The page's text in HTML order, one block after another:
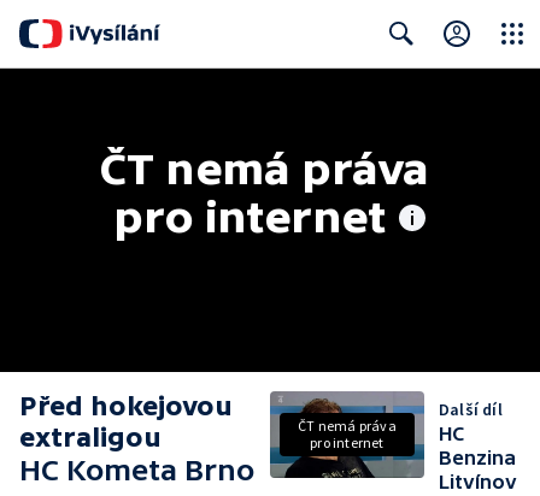
ČT nemá práva
pro internet
Před hokejovou
extraligou
HC Kometa Brno
ČT nemá práva
pro internet
Další díl
HC
Benzina
Litvínov